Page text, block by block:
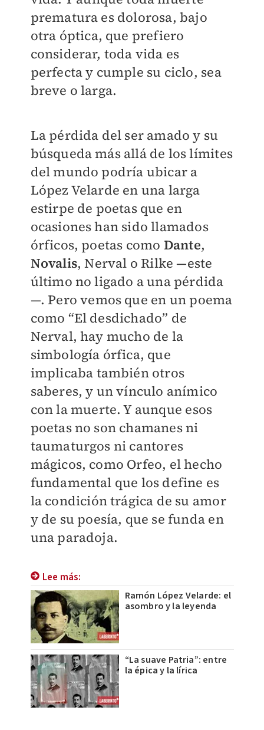
prematura es dolorosa, bajo
otra óptica, que prefiero
considerar, toda vida es
perfecta y cumple su ciclo, sea
breve o larga.
La pérdida del ser amado y su
búsqueda más allá de los límites
del mundo podría ubicar a
López Velarde en una larga
estirpe de poetas que en
ocasiones han sido llamados
órficos, poetas como Dante,
Novalis, Nerval o Rilke —este
último no ligado a una pérdida
—. Pero vemos que en un poema
como “El desdichado” de
Nerval, hay mucho de la
simbología órfica, que
implicaba también otros
saberes, y un vínculo anímico
con la muerte. Y aunque esos
poetas no son chamanes ni
taumaturgos ni cantores
mágicos, como Orfeo, el hecho
fundamental que los define es
la condición trágica de su amor
y de su poesía, que se funda en
una paradoja.
Lee más:
Ramón López Velarde: el
asombro y la leyenda
“La suave Patria”: entre
la épica y la lírica